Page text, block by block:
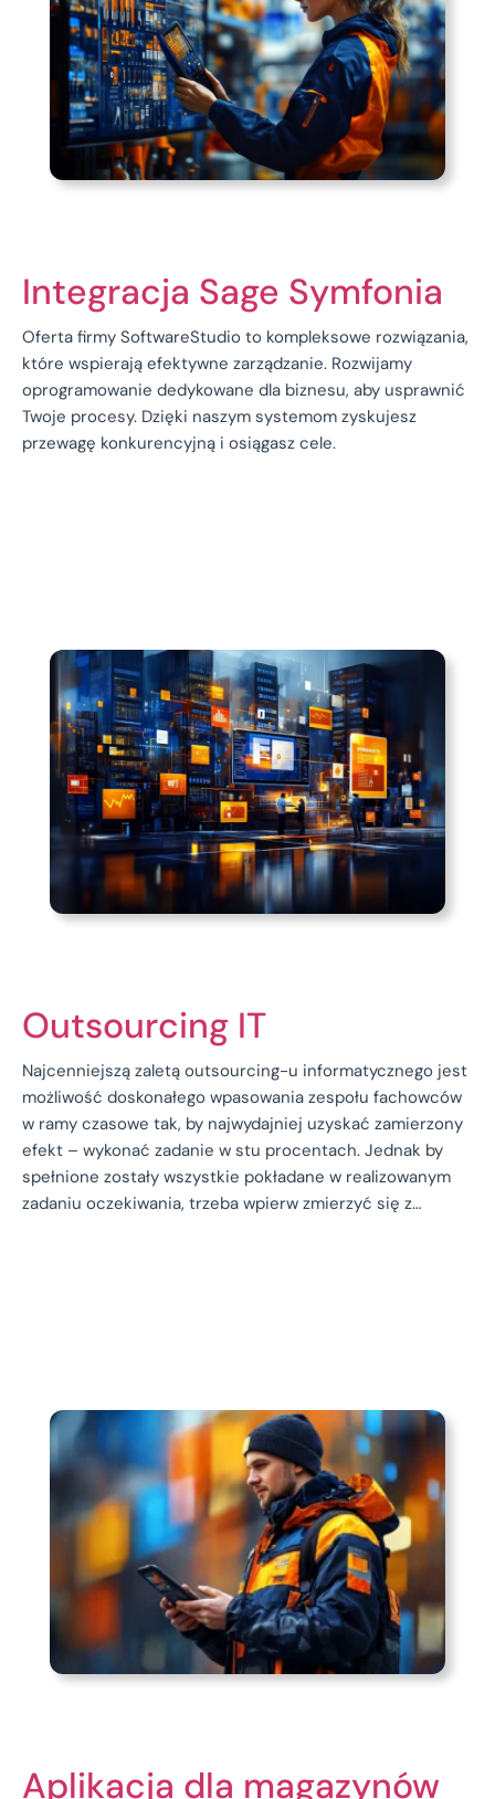
Integracja Sage Symfonia
Oferta firmy SoftwareStudio to kompleksowe rozwiązania,
które wspierają efektywne zarządzanie. Rozwijamy
oprogramowanie dedykowane dla biznesu, aby usprawnić
Twoje procesy. Dzięki naszym systemom zyskujesz
przewagę konkurencyjną i osiągasz cele.
Outsourcing IT
Najcenniejszą zaletą outsourcing-u informatycznego jest
możliwość doskonałego wpasowania zespołu fachowców
w ramy czasowe tak, by najwydajniej uzyskać zamierzony
efekt – wykonać zadanie w stu procentach. Jednak by
spełnione zostały wszystkie pokładane w realizowanym
zadaniu oczekiwania, trzeba wpierw zmierzyć się z…
Aplikacja dla magazynów